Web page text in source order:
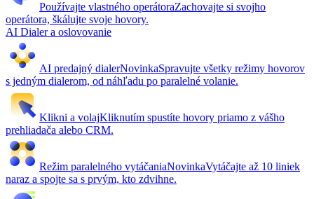
Používajte vlastného operátoraZachovajte si svojho
operátora, škálujte svoje hovory.
AI Dialer a oslovovanie
AI predajný dialerNovinkaSpravujte všetky režimy hovorov
s jedným dialerom, od náhľadu po paralelné volanie.
Klikni a volajKliknutím spustíte hovory priamo z vášho
prehliadača alebo CRM.
Režim paralelného vytáčaniaNovinkaVytáčajte až 10 liniek
naraz a spojte sa s prvým, kto zdvihne.